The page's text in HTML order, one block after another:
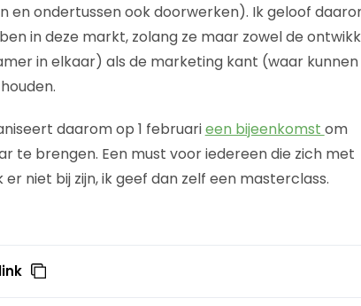
en ondertussen ook doorwerken). Ik geloof
in deze markt, zolang ze maar zowel de
in elkaar) als de marketing kant (waar kunnen
daarom op 1 februarieen bijeenkomst om
te brengen. Een must voor iedereen die zich met
niet bij zijn, ik geef dan zelf een masterclass.